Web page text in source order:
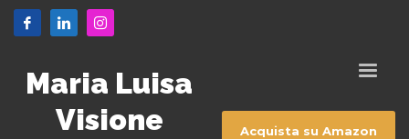
Maria Luisa
Visione
Acquista su Amazon